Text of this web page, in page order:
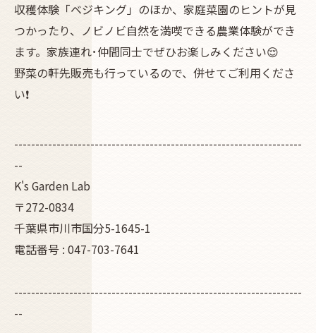
収穫体験「ベジキング」のほか、家庭菜園のヒントが見
つかったり、ノビノビ自然を満喫できる農業体験ができ
ます。家族連れ･仲間同士でぜひお楽しみください😌
野菜の軒先販売も行っているので、併せてご利用くださ
い❗
--------------------------------------------------------------------
--
K's Garden Lab
〒272-0834
千葉県市川市国分5-1645-1
電話番号 : 047-703-7641
--------------------------------------------------------------------
--